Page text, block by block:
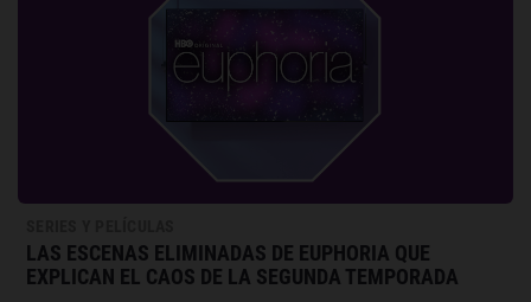
LAS ESCENAS ELIMINADAS DE EUPHORIA QUE
EXPLICAN EL CAOS DE LA SEGUNDA TEMPORADA